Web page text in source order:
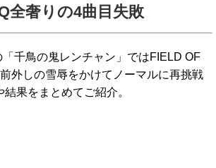
全奢りの4曲目失敗
千鳥の鬼レンチャン」ではFIELD OF
外しの雪辱をかけてノーマルに再挑戦
果をまとめてご紹介。